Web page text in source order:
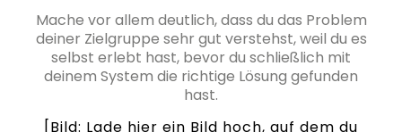
Mache vor allem deutlich, dass du das Problem
deiner Zielgruppe sehr gut verstehst, weil du es
selbst erlebt hast, bevor du schließlich mit
deinem System die richtige Lösung gefunden
hast.
[Bild: Lade hier ein Bild hoch, auf dem du